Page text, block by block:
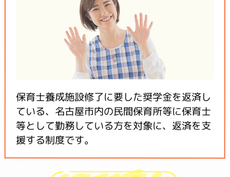
保育士養成施設修了に要した奨学金を返済し
ている、名古屋市内の民間保育所等に保育士
等として勤務している方を対象に、返済を支
援する制度です。